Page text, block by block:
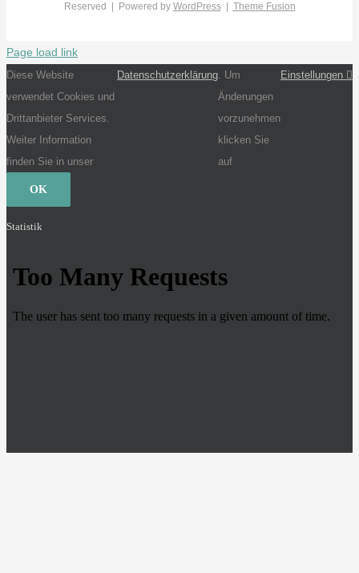
Reserved | Powered by WordPress| Theme Fusion
Page load link
Diese Website
verwendet Cookies und
Drittanbieter Services.
Weiter Information
finden Sie in unser
Datenschutzerklärung. Um
Änderungen
vorzunehmen
klicken Sie
auf
Einstellungen
OK
Statistik